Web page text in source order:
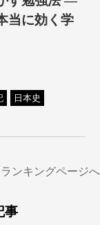
当に効く学
日本史
ランキングページへ
事